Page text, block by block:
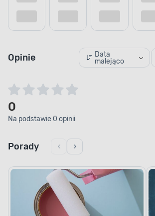
Opinie
Data
malejąco
0
Na podstawie 0 opinii
Porady